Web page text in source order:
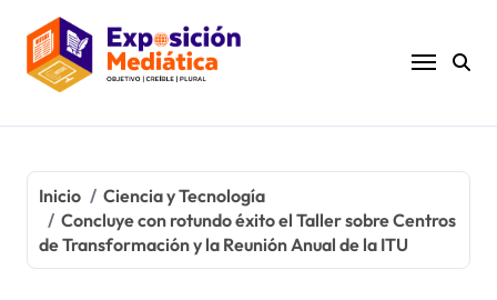
contenido
Inicio
Ciencia y Tecnología
Concluye con rotundo éxito el Taller sobre Centros
de Transformación y la Reunión Anual de la ITU